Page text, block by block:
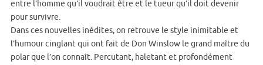
entre l’homme qu’il voudrait être et le tueur qu’il doit devenir
pour survivre.
Dans ces nouvelles inédites, on retrouve le style inimitable et
l’humour cinglant qui ont fait de Don Winslow le grand maître du
polar que l’on connaît. Percutant, haletant et profondément